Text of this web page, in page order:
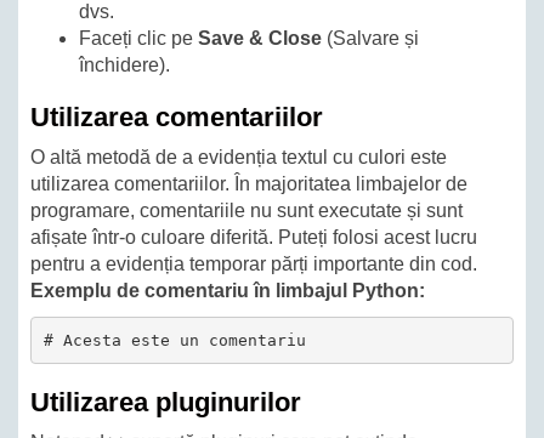
dvs.
Faceți clic pe Save & Close (Salvare și
închidere).
Utilizarea comentariilor
O altă metodă de a evidenția textul cu culori este
utilizarea comentariilor. În majoritatea limbajelor de
programare, comentariile nu sunt executate și sunt
afișate într-o culoare diferită. Puteți folosi acest lucru
pentru a evidenția temporar părți importante din cod.
Exemplu de comentariu în limbajul Python:
# Acesta este un comentariu
Utilizarea pluginurilor